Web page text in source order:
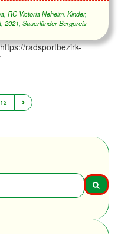
, RC Victoria Neheim, Kinder,
, 2021, Sauerländer Bergpreis
https://radsportbezirk-
12